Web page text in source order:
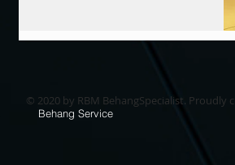
© 2020 by RBM BehangSpecialist. Proudly
Behang Service